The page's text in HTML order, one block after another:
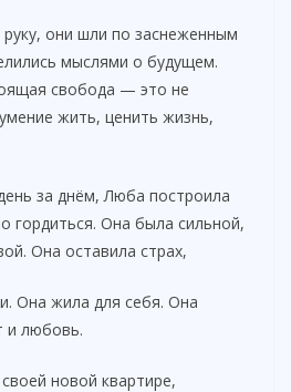
они шли по заснеженным
мыслями о будущем.
свобода — это не
жить, ценить жизнь,
за днём, Люба построила
гордиться. Она была сильной,
Она оставила страх,
Она жила для себя. Она
и любовь.
новой квартире,